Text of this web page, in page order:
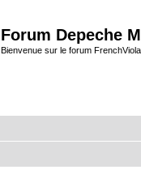
Forum Depeche
Bienvenue sur le forum